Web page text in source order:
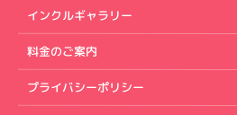
インクルギャラリー
料金のご案内
プライバシーポリシー